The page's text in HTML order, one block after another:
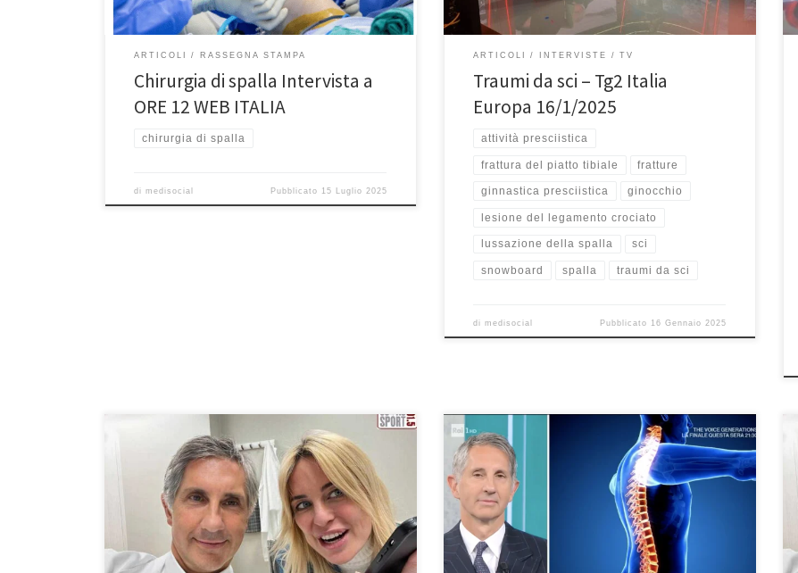
ARTICOLI RASSEGNA STAMPA
Chirurgia di spalla Intervista a
ORE 12 WEB ITALIA
chirurgia di spalla
dimedisocial Pubblicato 15 Luglio 2025
ARTICOLI INTERVISTE TV
Traumi da sci – Tg2 Italia
Europa 16/1/2025
attività presciistica
frattura del piatto tibiale fratture
ginnastica presciistica ginocchio
lesione del legamento crociato
lussazione della spalla sci
snowboard spalla traumi da sci
dimedisocial Pubblicato 16 Gennaio 2025
Lesioni al Tendine d’Achille. Intervista al Prof.
Francesco Franceschi durante la rubrica “Salute e
Sport” con Marzia Caltagirone in onda su
CentroSuonoSport ogni martedì alle 22:00. Potete
riascoltare qui la puntata del 30 aprile 2024. Buon
ascolto! Allora Prof io so che tu oggi volevi parlare di
tendini e proprio […]
Riposare bene per svegliarsi senza dolori Intervista al
Prof. Francesco Franceschi ortopedico ad UnoMattina
su RaiUno del 19/4/2024. Se avete perso l’intervista,
riguardatela qui. Oggi parliamo di quanto sia
importante riposare bene perché delle volte magari ci
svegliamo al mattino con una parte del corpo un po’
indolenzita oppure ci […]